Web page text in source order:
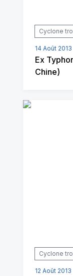
Cyclone
14 Août 2013
Ex
Chine)
Cyclone
12 Août 2013